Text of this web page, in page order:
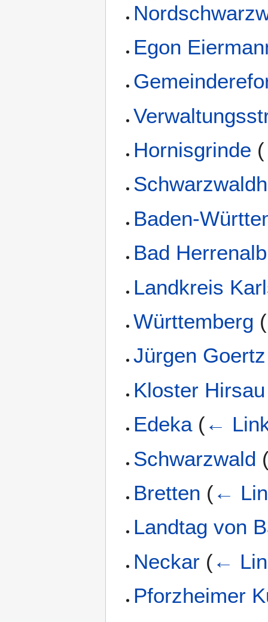
Egon
Hornisgrinde (
Baden-
Bad Herrenalb
Landkreis
Württemberg (
Jürgen Goertz
Kloster Hirsau
Edeka (←
Schwarzwald
Bretten (←
Landtag von
Neckar (←
Pforzheimer